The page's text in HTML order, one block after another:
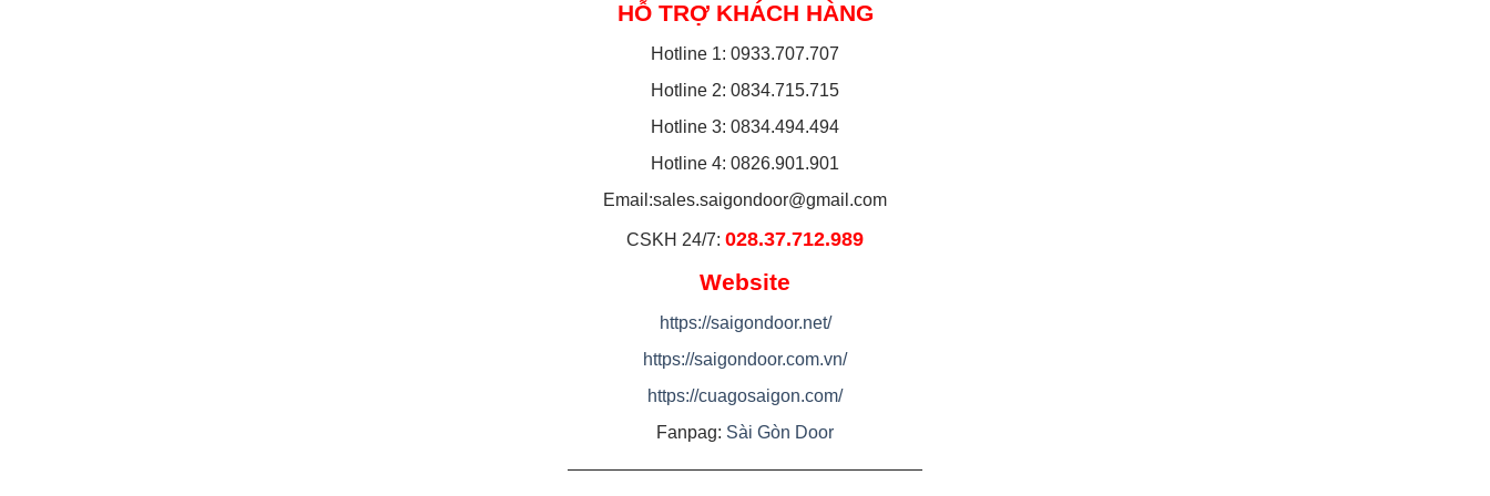
HỖ TRỢ KHÁCH HÀNG
Hotline 1: 0933.707.707
Hotline 2: 0834.715.715
Hotline 3: 0834.494.494
Hotline 4: 0826.901.901
Email:sales.saigondoor@gmail.com
CSKH 24/7: 028.37.712.989
Website
https://saigondoor.net/
https://saigondoor.com.vn/
https://cuagosaigon.com/
Fanpag: Sài Gòn Door
————————————————————